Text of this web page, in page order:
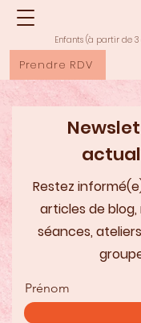
Enfants (à partir de 3
Prendre RDV
Restez
articles de
séances,
Prénom